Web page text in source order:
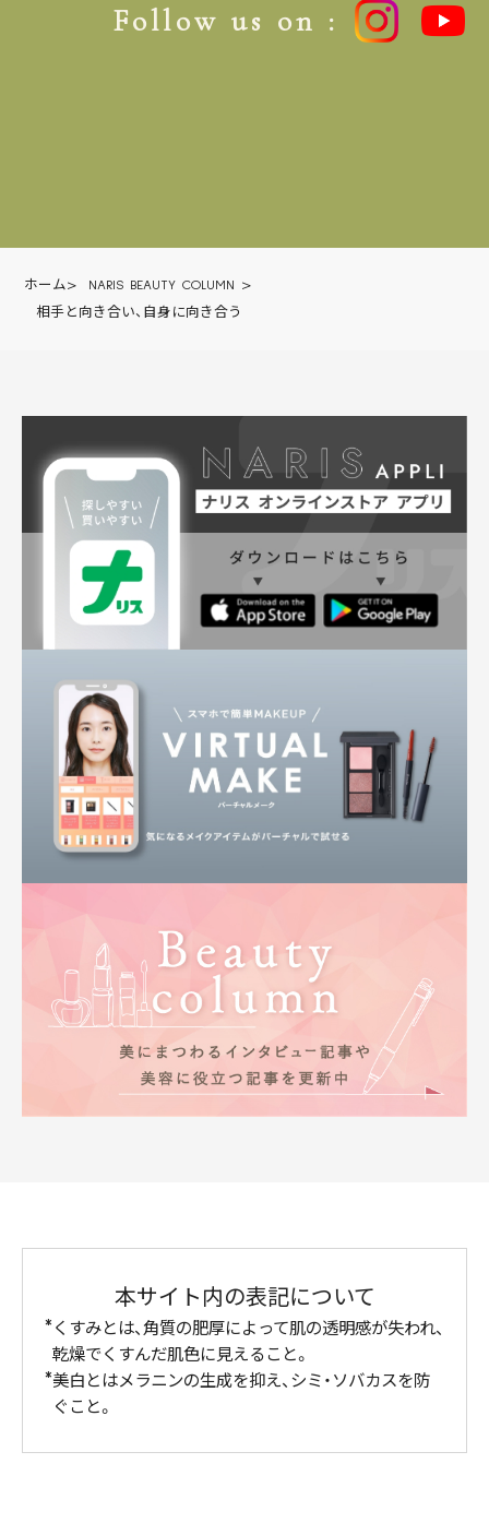
Follow us on :
ホーム > NARIS BEAUTY COLUMN
>
相手と向き合い、自身に向き合う
本サイト内の表記について
くすみとは、角質の肥厚によって肌の透明感が失われ、
乾燥でくすんだ肌色に見えること。
美白とはメラニンの生成を抑え、シミ・ソバカスを防
ぐこと。